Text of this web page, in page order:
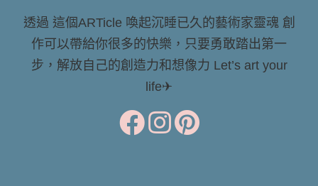
透過 這個ARTicle 喚起沉睡已久的藝術家靈魂 創
作可以帶給你很多的快樂，只要勇敢踏出第一
步，解放自己的創造力和想像力 Let’s art your
life✈